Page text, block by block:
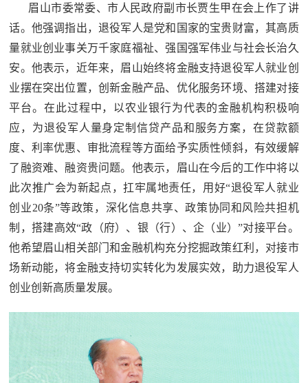
眉山市委常委、市人民政府副市长贾生甲在会上作了讲
话。他强调指出，退役军人是党和国家的宝贵财富，其高质
量就业创业事关万千家庭福祉、强国强军伟业与社会长治久
安。他表示，近年来，眉山始终将金融支持退役军人就业创
业摆在突出位置，创新金融产品、优化服务环境、搭建对接
平台。在此过程中，以农业银行为代表的金融机构积极响
应，为退役军人量身定制信贷产品和服务方案，在贷款额
度、利率优惠、审批流程等方面给予实质性倾斜，有效缓解
了融资难、融资贵问题。他表示，眉山在今后的工作中将以
此次推广会为新起点，扛牢属地责任，用好“退役军人就业
创业20条”等政策，深化信息共享、政策协同和风险共担机
制，搭建高效“政（府）、银（行）、企（业）”对接平台。
他希望眉山相关部门和金融机构充分挖掘政策红利，对接市
场新动能，将金融支持切实转化为发展实效，助力退役军人
创业创新高质量发展。